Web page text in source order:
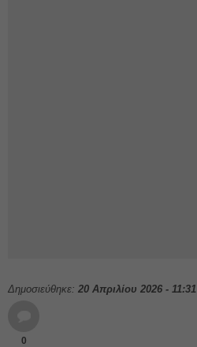
Δημοσιεύθηκε: 20 Απριλίου 2026 - 11:31
0